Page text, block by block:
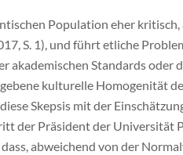
Population eher kritisch,
S. 1), und führt etliche
akademischen Standards oder
kulturelle Homogenität
Skepsis mit der
der Präsident der Universität
abweichend von der